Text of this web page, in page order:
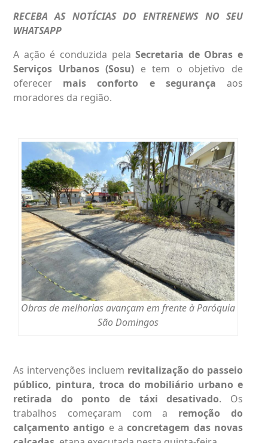
RECEBA AS NOTÍCIAS DO ENTRENEWS NO SEU
WHATSAPP
A ação é conduzida pelaSecretaria de Obras e
Serviços Urbanos (Sosu) e tem o objetivo de
oferecer mais conforto e segurança aos
moradores da região.
Obras de melhorias avançam em frente à Paróquia
São Domingos
As intervenções incluem revitalização do passeio
público, pintura, troca do mobiliário urbano e
retirada do ponto de táxi desativado. Os
trabalhos começaram com a remoção do
calçamento antigo e aconcretagem das novas